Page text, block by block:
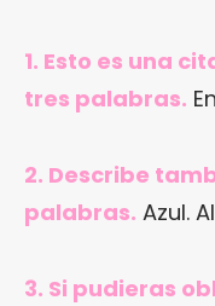
1. Esto es una
tres palabras.
2. Describe
palabras. Azul.
3. Si pudieras